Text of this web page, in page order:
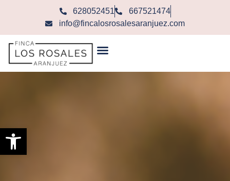
Abrir barra de herramientas
628052451
667521474
info@fincalosrosalesaranjuez.com